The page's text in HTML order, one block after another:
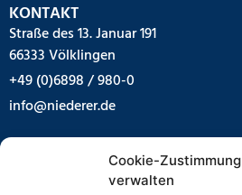
Cookie-Zustimmung
verwalten
KONTAKT
Straße des 13. Januar 191
66333 Völklingen
+49 (0)6898 / 980-0
info@niederer.de
IMPRESSUM